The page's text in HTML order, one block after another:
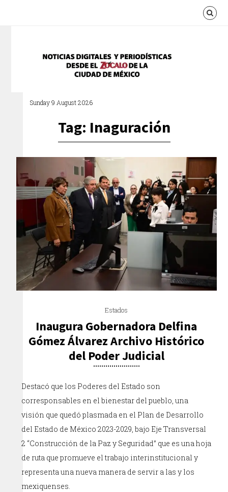
Sunday 9 August 2026
Tag: Inaguración
Estados
Inaugura Gobernadora Delfina
Gómez Álvarez Archivo Histórico
del Poder Judicial
Destacó que los Poderes del Estado son
corresponsables en el bienestar del pueblo, una
visión que quedó plasmada en el Plan de Desarrollo
del Estado de México 2023-2029, bajo Eje Transversal
2 “Construcción de la Paz y Seguridad” que es una hoja
de ruta que promueve el trabajo interinstitucional y
representa una nueva manera de servir a las y los
mexiquenses.